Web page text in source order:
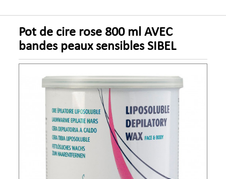
Pot de cire rose 800 ml AVEC
bandes peaux sensibles SIBEL